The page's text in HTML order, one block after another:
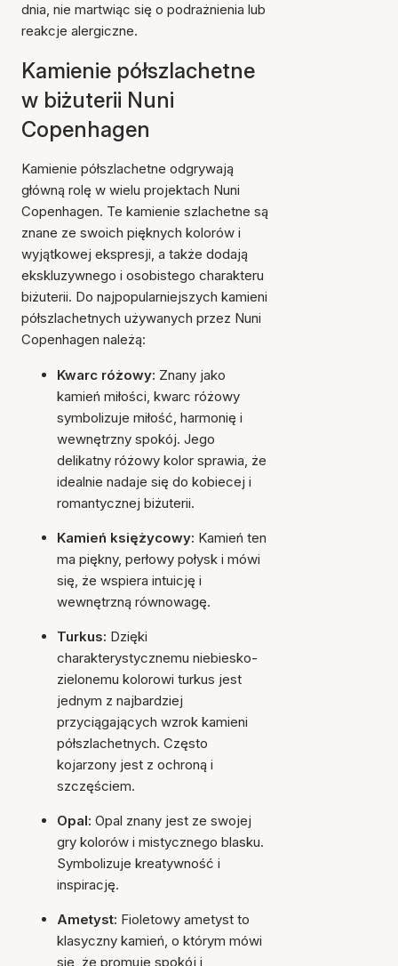
dnia, nie martwiąc się o podrażnienia lub
reakcje alergiczne.
Kamienie półszlachetne
w biżuterii Nuni
Copenhagen
Kamienie półszlachetne odgrywają
główną rolę w wielu projektach Nuni
Copenhagen. Te kamienie szlachetne są
znane ze swoich pięknych kolorów i
wyjątkowej ekspresji, a także dodają
ekskluzywnego i osobistego charakteru
biżuterii. Do najpopularniejszych kamieni
półszlachetnych używanych przez Nuni
Copenhagen należą:
Kwarc różowy: Znany jako
kamień miłości, kwarc różowy
symbolizuje miłość, harmonię i
wewnętrzny spokój. Jego
delikatny różowy kolor sprawia, że
idealnie nadaje się do kobiecej i
romantycznej biżuterii.
Kamień księżycowy: Kamień ten
ma piękny, perłowy połysk i mówi
się, że wspiera intuicję i
wewnętrzną równowagę.
Turkus: Dzięki
charakterystycznemu niebiesko-
zielonemu kolorowi turkus jest
jednym z najbardziej
przyciągających wzrok kamieni
półszlachetnych. Często
kojarzony jest z ochroną i
szczęściem.
Opal: Opal znany jest ze swojej
gry kolorów i mistycznego blasku.
Symbolizuje kreatywność i
inspirację.
Ametyst: Fioletowy ametyst to
klasyczny kamień, o którym mówi
się, że promuje spokój i